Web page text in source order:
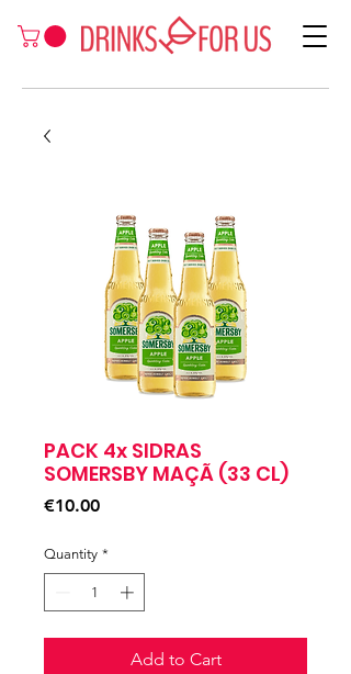
PACK 4x SIDRAS
SOMERSBY MAÇÃ (33 CL)
€10.00Price
Quantity *
Add to Cart